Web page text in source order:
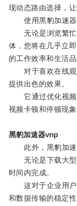
现动态路由选择，
使用黑豹加速器
无论是浏览繁忙
体，您将在几乎立
的工作效率和生活品
对于喜欢在线观
提供出色的效果。
它通过优化视频
视频卡顿和停顿现
黑豹加速器vnp
此外，黑豹加速
无论是下载大型
时间内完成。
这对于企业用户
和数据传输的稳定性